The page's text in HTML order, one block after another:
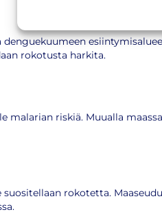
rokotusta harkita.
malarian riskiä. Muualla
rokotetta.